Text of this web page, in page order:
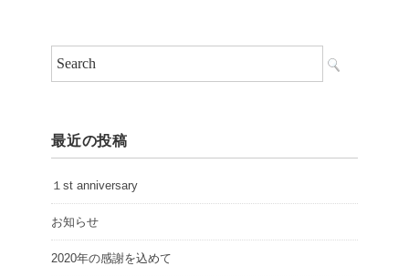
最近の投稿
１st anniversary
お知らせ
2020年の感謝を込めて